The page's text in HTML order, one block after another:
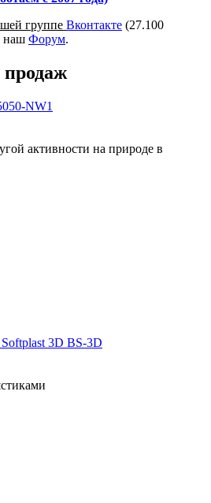
группе Вконтакте (27.100
наш Форум.
NW1
активности на природе в
3D BS-3D